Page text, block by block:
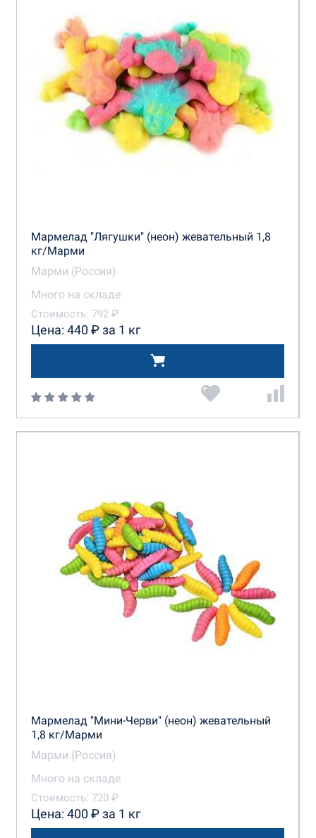
Мармелад "Лягушки" (неон) жевательный 1,8
кг/Марми
Марми (Россия)
Много на складе
Стоимость: 792 ₽
Цена: 440 ₽ за 1 кг
Мармелад "Мини-Черви" (неон) жевательный
1,8 кг/Марми
Марми (Россия)
Много на складе
Стоимость: 720 ₽
Цена: 400 ₽ за 1 кг